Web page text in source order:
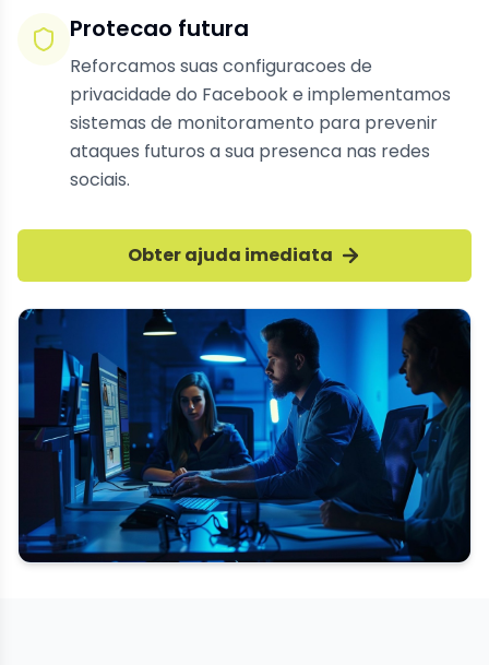
Protecao futura
Reforcamos suas configuracoes de
privacidade do Facebook e implementamos
sistemas de monitoramento para prevenir
ataques futuros a sua presenca nas redes
sociais.
Obter ajuda imediata